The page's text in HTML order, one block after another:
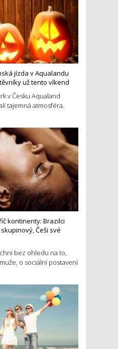
jízda v Aqualandu
už tento víkend
v Česku Aqualand
tajemná atmosféra.
kontinenty: Brazilci
Češi své
bez ohledu na to,
o sociální postavení